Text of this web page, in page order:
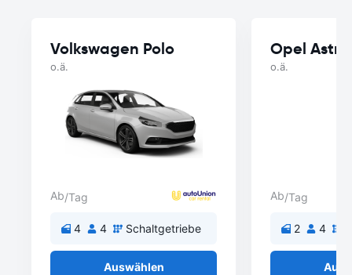
Volkswagen Polo
o.ä.
Ab/Tag
4 4 Schaltgetriebe
Auswählen
Opel Astra
o.ä.
Ab/Tag
2 4